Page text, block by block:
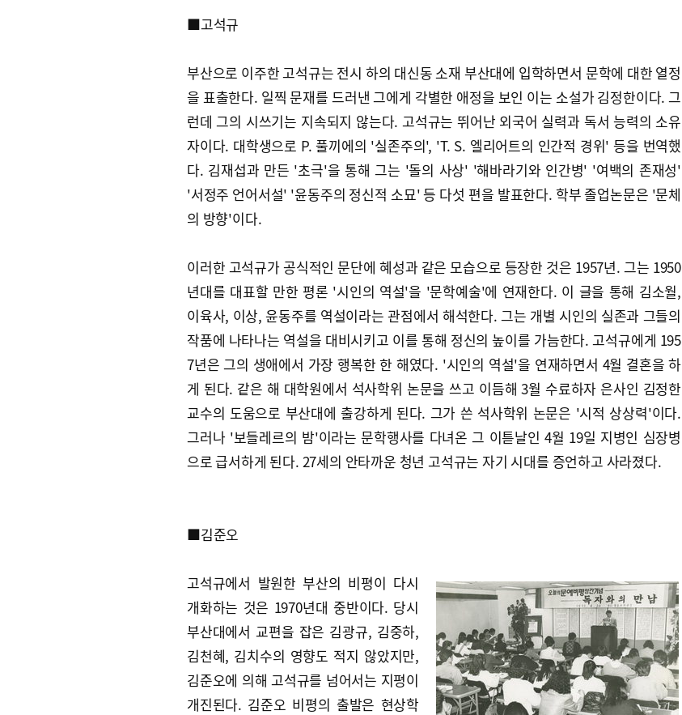
■고석규
부산으로 이주한 고석규는 전시 하의 대신동 소재 부산대에 입학하면서 문학에 대한 열정
을 표출한다. 일찍 문재를 드러낸 그에게 각별한 애정을 보인 이는 소설가 김정한이다. 그
런데 그의 시쓰기는 지속되지 않는다. 고석규는 뛰어난 외국어 실력과 독서 능력의 소유
자이다. 대학생으로 P. 풀끼에의 '실존주의', 'T. S. 엘리어트의 인간적 경위' 등을 번역했
다. 김재섭과 만든 '초극'을 통해 그는 '돌의 사상' '해바라기와 인간병' '여백의 존재성'
'서정주 언어서설' '윤동주의 정신적 소묘' 등 다섯 편을 발표한다. 학부 졸업논문은 '문체
의 방향'이다.
이러한 고석규가 공식적인 문단에 혜성과 같은 모습으로 등장한 것은 1957년. 그는 1950
년대를 대표할 만한 평론 '시인의 역설'을 '문학예술'에 연재한다. 이 글을 통해 김소월,
이육사, 이상, 윤동주를 역설이라는 관점에서 해석한다. 그는 개별 시인의 실존과 그들의
작품에 나타나는 역설을 대비시키고 이를 통해 정신의 높이를 가늠한다. 고석규에게 195
7년은 그의 생애에서 가장 행복한 한 해였다. '시인의 역설'을 연재하면서 4월 결혼을 하
게 된다. 같은 해 대학원에서 석사학위 논문을 쓰고 이듬해 3월 수료하자 은사인 김정한
교수의 도움으로 부산대에 출강하게 된다. 그가 쓴 석사학위 논문은 '시적 상상력'이다.
그러나 '보들레르의 밤'이라는 문학행사를 다녀온 그 이튿날인 4월 19일 지병인 심장병
으로 급서하게 된다. 27세의 안타까운 청년 고석규는 자기 시대를 증언하고 사라졌다.
■김준오
고석규에서 발원한 부산의 비평이 다시
개화하는 것은 1970년대 중반이다. 당시
부산대에서 교편을 잡은 김광규, 김중하,
김천혜, 김치수의 영향도 적지 않았지만,
김준오에 의해 고석규를 넘어서는 지평이
개진된다. 김준오 비평의 출발은 현상학